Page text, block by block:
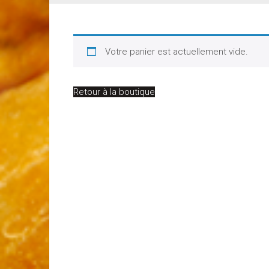
Votre panier est actuellement vide.
Retour à la boutique